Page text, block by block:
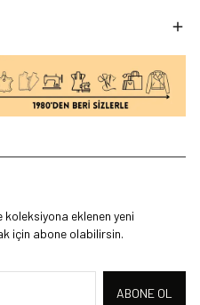
eklenen yeni
için abone olabilirsin.
ABONE OL